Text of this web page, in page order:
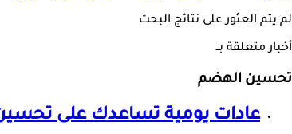
لم يتم العثور على نتائج البحث
أخبار متعلقة بــ
تحسين الهضم
عادات يومية تساعدك على